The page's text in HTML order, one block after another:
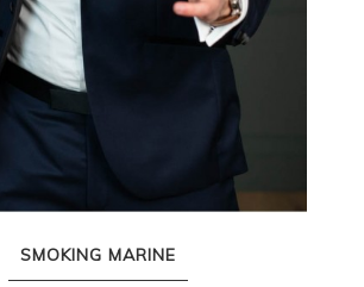
SMOKING MARINE